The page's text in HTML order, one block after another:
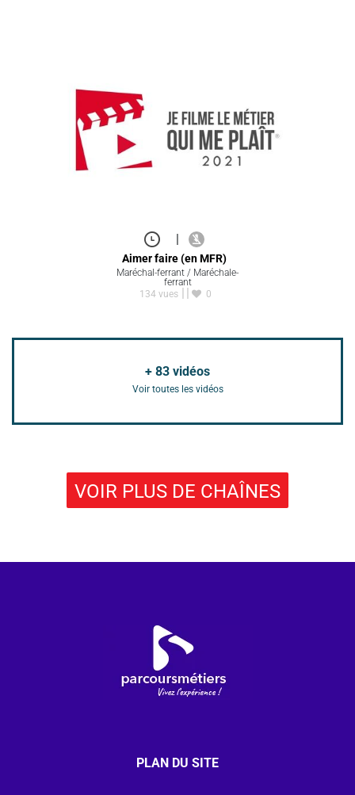
|
Aimer faire (en MFR)
Maréchal-ferrant / Maréchale-
ferrant
134 vues
0
+ 83 vidéos
Voir toutes les vidéos
VOIR PLUS DE CHAÎNES
PLAN DU SITE